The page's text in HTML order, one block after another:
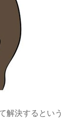
解決するという